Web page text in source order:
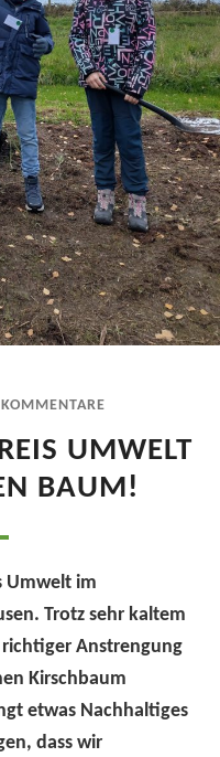
UMWELT
BAUM!
Umwelt im
Trotzsehr kaltem
Anstrengung
Kirschbaum
etwas Nachhaltiges
dass wir